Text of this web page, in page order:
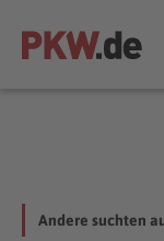
Andere suchten